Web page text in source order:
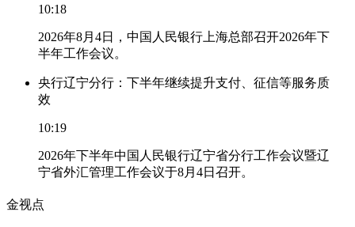
10:18
2026年8月4日，中国人民银行上海总部召开2026年下
半年工作会议。
央行辽宁分行：下半年继续提升支付、征信等服务质
效
10:19
2026年下半年中国人民银行辽宁省分行工作会议暨辽
宁省外汇管理工作会议于8月4日召开。
金视点